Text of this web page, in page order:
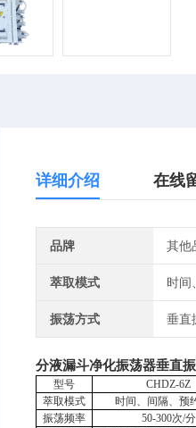
详细介绍 在线
品牌 其他
萃取模式 时间
振荡方式 垂直
分液漏斗净化振荡器垂直
型号 CHDZ-6Z
萃取模式
时间、间隔、预
振荡频率
50-300次/分